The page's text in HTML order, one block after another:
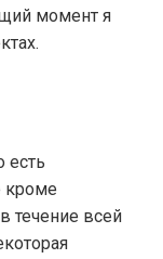
момент я
есть
кроме
течение всей